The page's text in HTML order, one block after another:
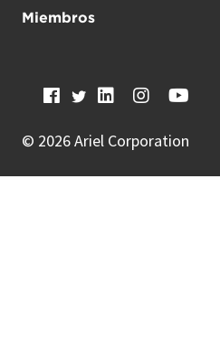
Miembros
© 2026 Ariel Corporation